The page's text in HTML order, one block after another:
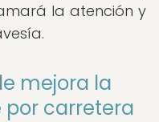
la atención y
mejora la
por carretera